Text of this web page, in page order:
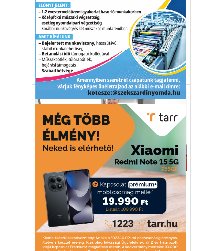
Csípőprotézisre 6000...
...gerincműtétekre 1500, szívkatéterezésre
1100 beteg várakozik – nyit az
egészségügy.
egészségügy műtét várólista
Két magyar is a
leggazdagabbak listáján
Jeff Bezos a leggazdagabb, de két magyar
is felkerült a világ milliárdosainak listájára.
leggazdagabb Forbes vagyon lista